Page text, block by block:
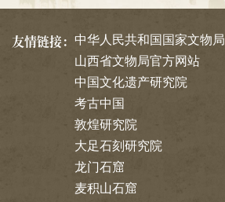
友情链接： 中华人民共和国国家文物局
山西省文物局官方网站
中国文化遗产研究院
考古中国
敦煌研究院
大足石刻研究院
龙门石窟
麦积山石窟